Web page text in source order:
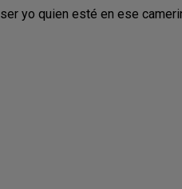
yo quien esté en ese